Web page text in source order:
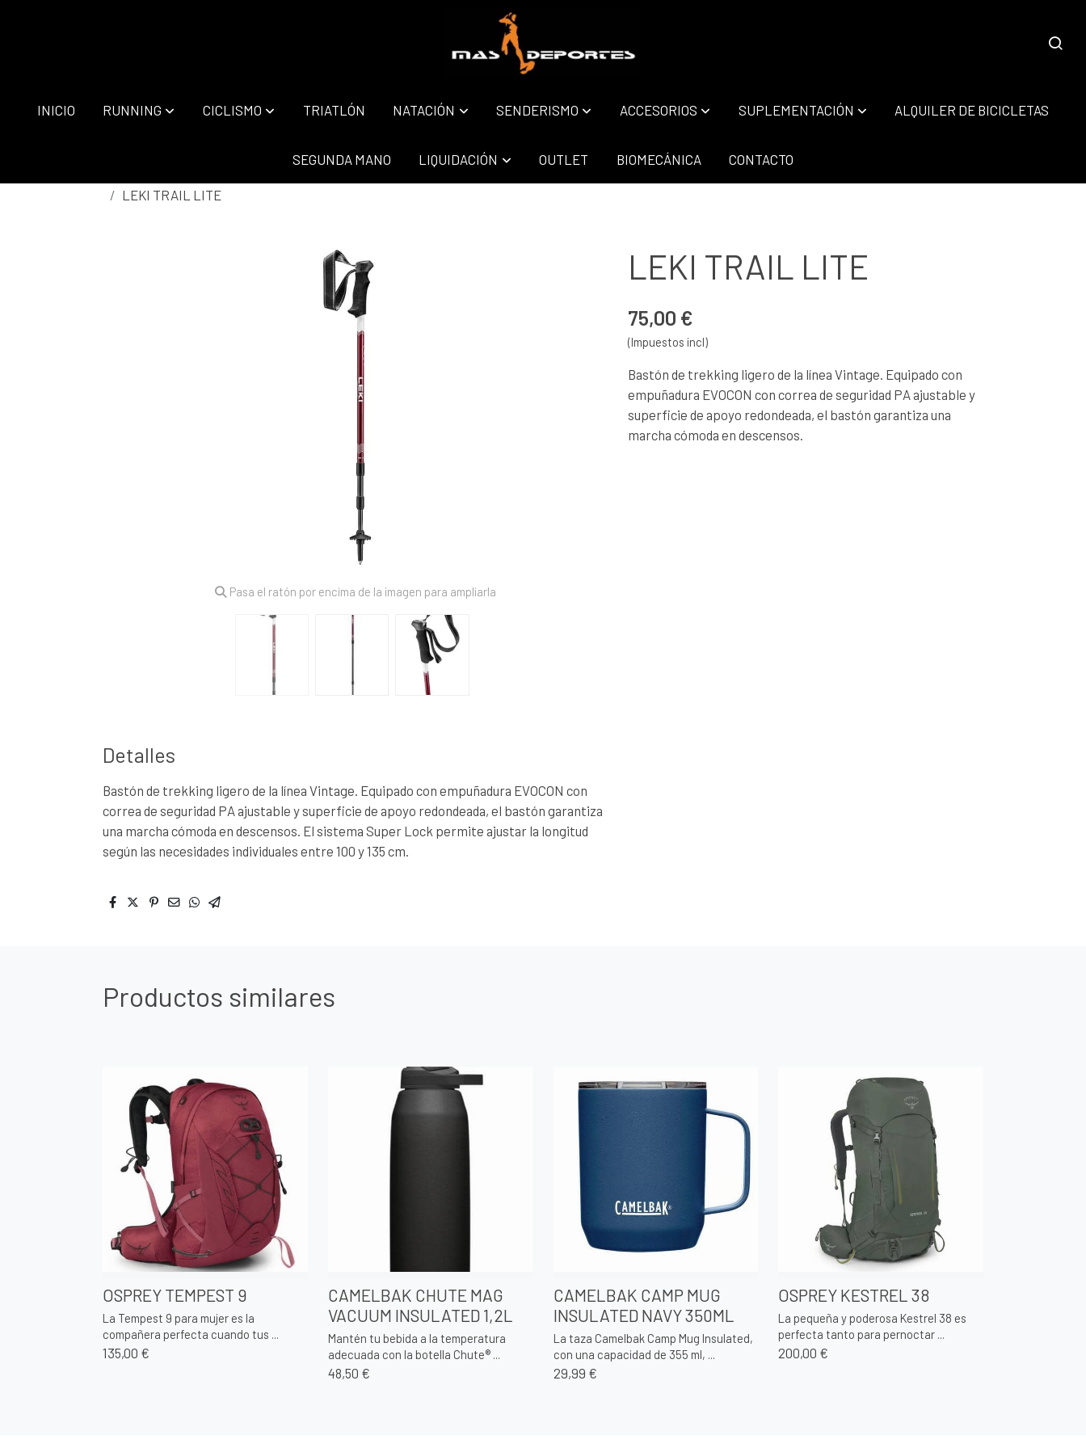
INICIO RUNNING CICLISMO TRIATLÓN NATACIÓN SENDERISMO ACCESORIOS SUPLEMENTACIÓN ALQUILER DE BICICLETAS
SEGUNDA MANO LIQUIDACIÓN OUTLET BIOMECÁNICA CONTACTO
LEKI TRAIL LITE
Pasa el ratón por encima de la imagen para ampliarla
Detalles
Bastón de trekking ligero de la línea Vintage. Equipado con empuñadura EVOCON con
correa de seguridad PA ajustable y superficie de apoyo redondeada, el bastón garantiza
una marcha cómoda en descensos. El sistema Super Lock permite ajustar la longitud
según las necesidades individuales entre 100 y 135 cm.
LEKI TRAIL LITE
75,00 €
(Impuestos incl)
Bastón de trekking ligero de la línea Vintage. Equipado con
empuñadura EVOCON con correa de seguridad PA ajustable y
superficie de apoyo redondeada, el bastón garantiza una
marcha cómoda en descensos.
Productos similares
OSPREY TEMPEST 9
La Tempest 9 para mujer es la
compañera perfecta cuando tus ...
135,00 €
CAMELBAK CHUTE MAG
VACUUM INSULATED 1,2L
Mantén tu bebida a la temperatura
adecuada con la botella Chute® ...
48,50 €
CAMELBAK CAMP MUG
INSULATED NAVY 350ML
La taza Camelbak Camp Mug Insulated,
con una capacidad de 355 ml, ...
29,99 €
OSPREY KESTREL 38
La pequeña y poderosa Kestrel 38 es
perfecta tanto para pernoctar ...
200,00 €